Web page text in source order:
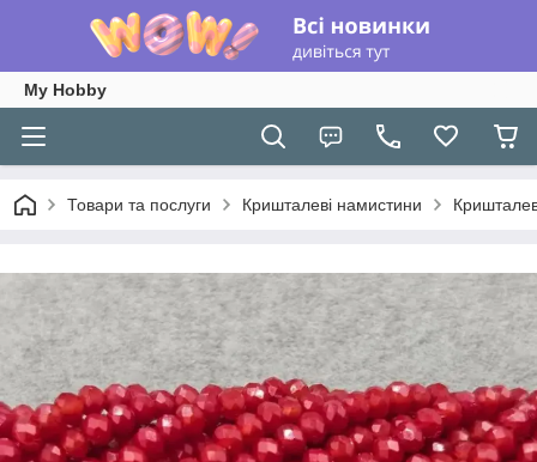
My Hobby
Товари та послуги Кришталеві намистини